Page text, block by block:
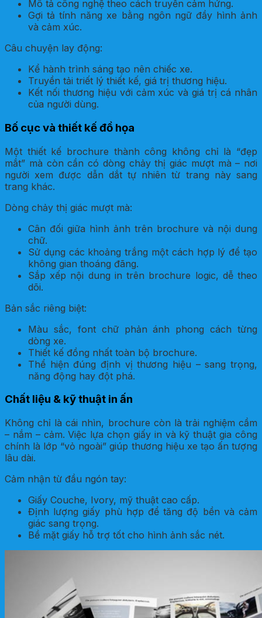
Mô tả công nghệ theo cách truyền cảm hứng.
Gợi tả tính năng xe bằng ngôn ngữ đầy hình ảnh
và cảm xúc.
Câu chuyện lay động:
Kể hành trình sáng tạo nên chiếc xe.
Truyền tải triết lý thiết kế, giá trị thương hiệu.
Kết nối thương hiệu với cảm xúc và giá trị cá nhân
của người dùng.
Bố cục và thiết kế đồ họa
Một thiết kế brochure thành công không chỉ là “đẹp
mắt” mà còn cần có dòng chảy thị giác mượt mà – nơi
người xem được dẫn dắt tự nhiên từ trang này sang
trang khác.
Dòng chảy thị giác mượt mà:
Cân đối giữa hình ảnh trên brochure và nội dung
chữ.
Sử dụng các khoảng trắng một cách hợp lý để tạo
không gian thoáng đãng.
Sắp xếp nội dung in trên brochure logic, dễ theo
dõi.
Bản sắc riêng biệt:
Màu sắc, font chữ phản ánh phong cách từng
dòng xe.
Thiết kế đồng nhất toàn bộ brochure.
Thể hiện đúng định vị thương hiệu – sang trọng,
năng động hay đột phá.
Chất liệu & kỹ thuật in ấn
Không chỉ là cái nhìn, brochure còn là trải nghiệm cầm
– nắm – cảm. Việc lựa chọn giấy in và kỹ thuật gia công
chính là lớp “vỏ ngoài” giúp thương hiệu xe tạo ấn tượng
lâu dài.
Cảm nhận từ đầu ngón tay:
Giấy Couche, Ivory, mỹ thuật cao cấp.
Định lượng giấy phù hợp để tăng độ bền và cảm
giác sang trọng.
Bề mặt giấy hỗ trợ tốt cho hình ảnh sắc nét.